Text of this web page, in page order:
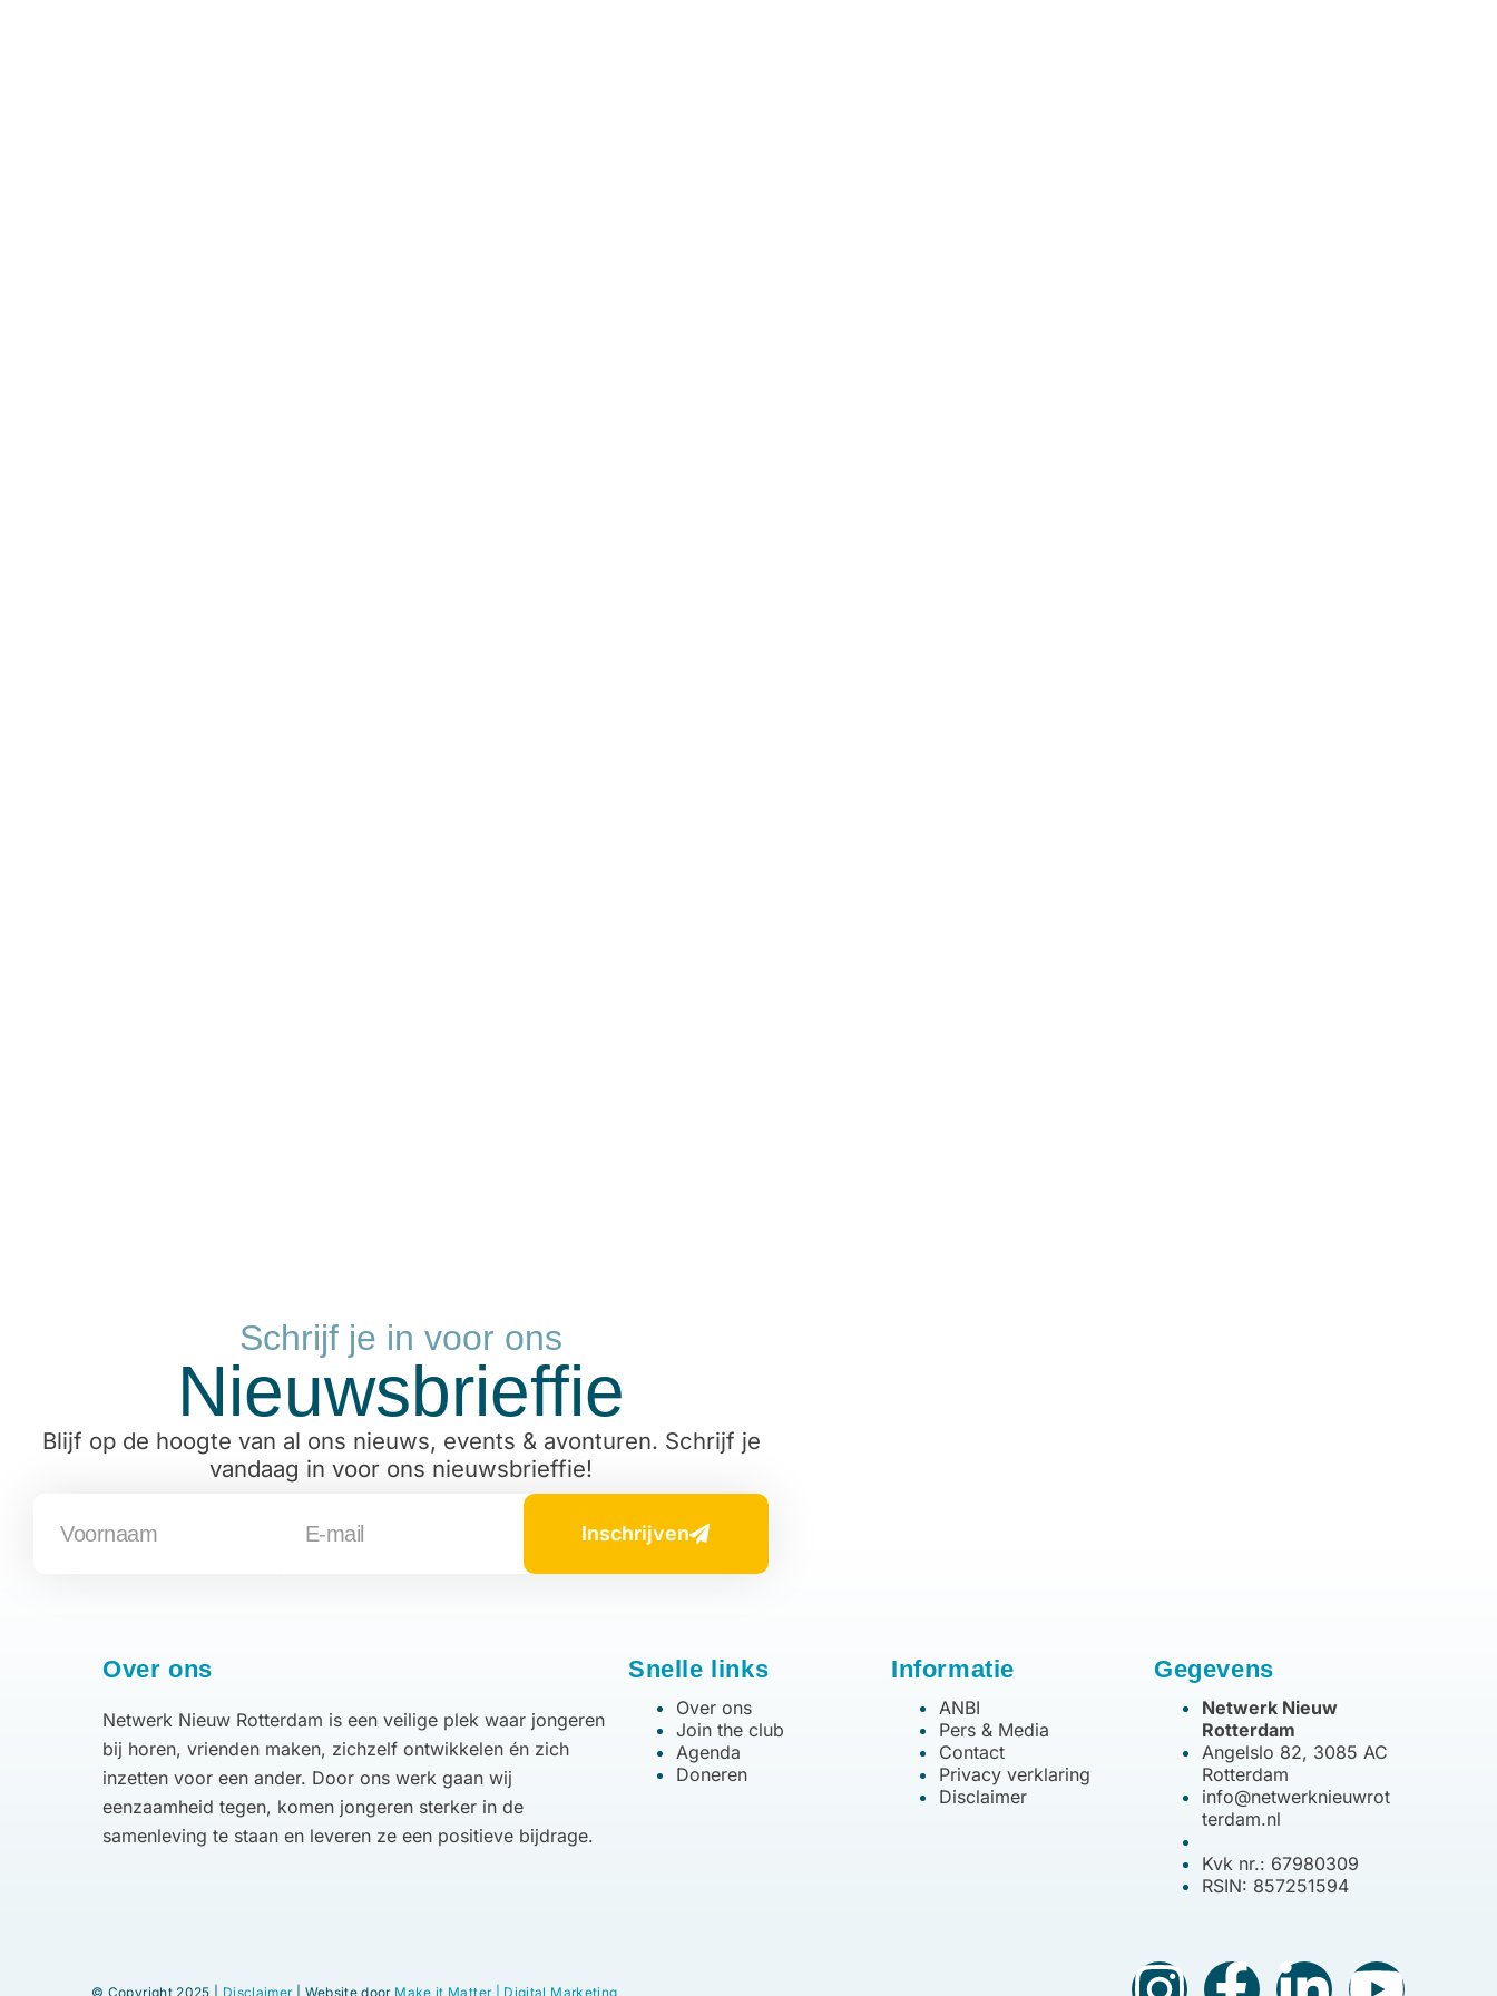
Schrijf je in voor ons
Nieuwsbrieffie
Blijf op de hoogte van al ons nieuws, events & avonturen. Schrijf je
vandaag in voor ons nieuwsbrieffie!
Inschrijven
Over ons
Netwerk Nieuw Rotterdam is een veilige plek waar jongeren
bij horen, vrienden maken, zichzelf ontwikkelen én zich
inzetten voor een ander. Door ons werk gaan wij
eenzaamheid tegen, komen jongeren sterker in de
samenleving te staan en leveren ze een positieve bijdrage.
Snelle links
Over ons
Join the club
Agenda
Doneren
Informatie
ANBI
Pers & Media
Contact
Privacy verklaring
Disclaimer
Gegevens
Netwerk Nieuw
Rotterdam
Angelslo 82, 3085 AC
Rotterdam
info@netwerknieuwrot
terdam.nl
Kvk nr.: 67980309
RSIN: 857251594
© Copyright 2025 | Disclaimer| Website door Make it Matter | Digital Marketing